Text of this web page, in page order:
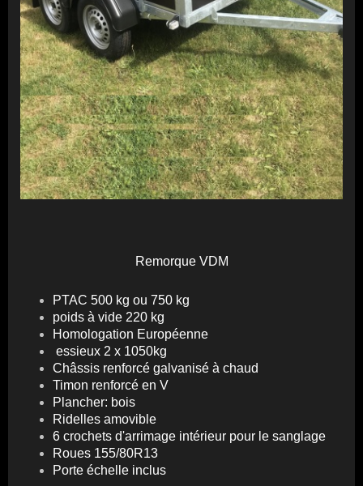
Remorque VDM
PTAC 500 kg ou 750 kg
poids à vide 220 kg
Homologation Européenne
essieux 2 x 1050kg
Châssis renforcé galvanisé à chaud
Timon renforcé en V
Plancher: bois
Ridelles amovible
6 crochets d'arrimage intérieur pour le sanglage
Roues 155/80R13
Porte échelle inclus